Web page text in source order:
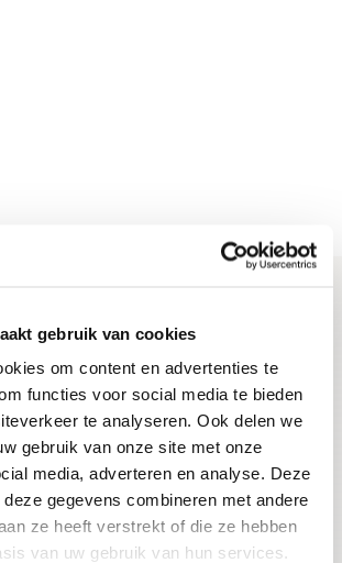
gebruik van cookies
om content en advertenties te
functies voor social media te bieden
te analyseren. Ook delen we
gebruik van onze site met onze
media, adverteren en analyse. Deze
gegevens combineren met andere
ze heeft verstrekt of die ze hebben
van uw gebruik van hun services.
hoogte
wijnnieuws, proeverijen en
Aanmelden